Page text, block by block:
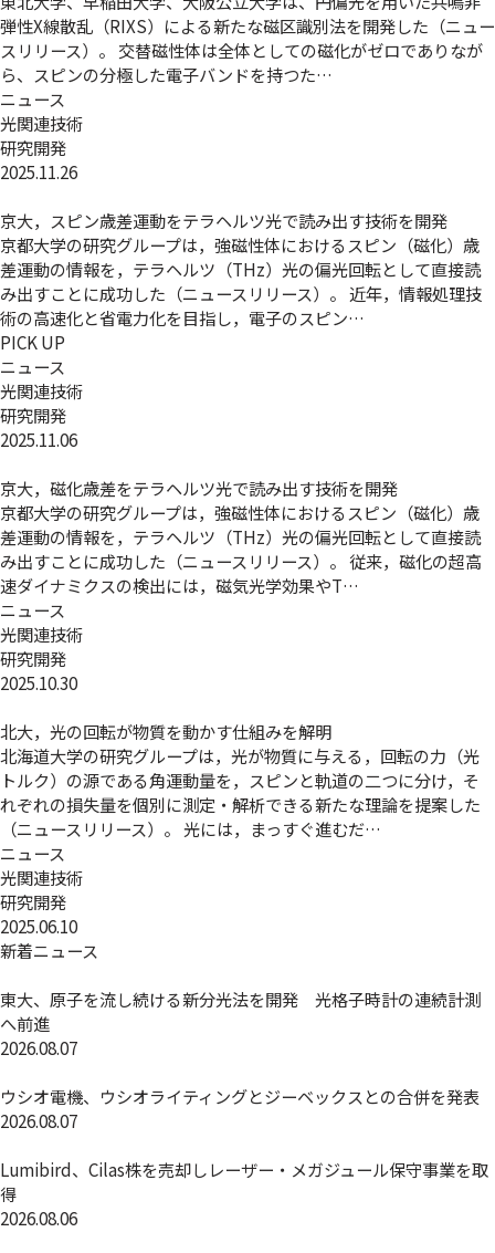
弾性X線散乱（RIXS）による新たな磁区識別法を開発した（ニュー
スリリース）。 交替磁性体は全体としての磁化がゼロでありなが
ら、スピンの分極した電子バンドを持つた…
ニュース
光関連技術
研究開発
2025.11.26
京大，スピン歳差運動をテラヘルツ光で読み出す技術を開発
京都大学の研究グループは，強磁性体におけるスピン（磁化）歳
差運動の情報を，テラヘルツ（THz）光の偏光回転として直接読
み出すことに成功した（ニュースリリース）。 近年，情報処理技
術の高速化と省電力化を目指し，電子のスピン…
PICK UP
ニュース
光関連技術
研究開発
2025.11.06
京大，磁化歳差をテラヘルツ光で読み出す技術を開発
京都大学の研究グループは，強磁性体におけるスピン（磁化）歳
差運動の情報を，テラヘルツ（THz）光の偏光回転として直接読
み出すことに成功した（ニュースリリース）。 従来，磁化の超高
速ダイナミクスの検出には，磁気光学効果やT…
ニュース
光関連技術
研究開発
2025.10.30
北大，光の回転が物質を動かす仕組みを解明
北海道大学の研究グループは，光が物質に与える，回転の力（光
トルク）の源である角運動量を，スピンと軌道の二つに分け，そ
れぞれの損失量を個別に測定・解析できる新たな理論を提案した
（ニュースリリース）。 光には，まっすぐ進むだ…
ニュース
光関連技術
研究開発
2025.06.10
新着ニュース
東大、原子を流し続ける新分光法を開発 光格子時計の連続計測
へ前進
2026.08.07
ウシオ電機、ウシオライティングとジーベックスとの合併を発表
2026.08.07
Lumibird、Cilas株を売却しレーザー・メガジュール保守事業を取
得
2026.08.06